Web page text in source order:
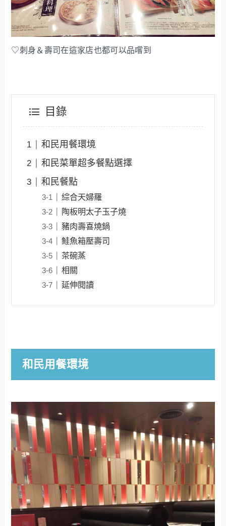
♡刺身＆壽司在這家店也都可以品嚐到
目錄
和民用餐環境
和民菜單超多餐點選擇
和民餐點
綜合天婦羅
陶板明太子玉子燒
豬肉壽喜燒鍋
鮭魚箱壓壽司
茶碗蒸
相關
延伸閱讀
和民用餐環境